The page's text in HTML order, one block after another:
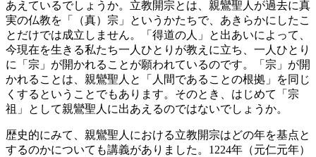
あえているでしょうか。立教開宗とは、親鸞聖人が過去に真
実の仏教を「（真）宗」というかたちで、あきらかにしたこ
とだけでは成立しません。「得道の人」と出あいによって、
今現在を生きる私たち一人ひとりが教えに立ち、一人ひとり
に「宗」が開かれることが願われているのです。「宗」が開
かれることは、親鸞聖人と「人間であることの根拠」を同じ
くするということでもあります。そのとき、はじめて「宗
祖」として親鸞聖人に出あえるのではないでしょうか。
歴史的にみて、親鸞聖人における立教開宗はどの年を基点と
するのかについても講義がありました。1224年（元仁元年）